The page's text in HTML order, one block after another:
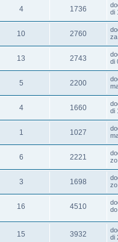
4 1736
di
10 2760
za
13 2743
di
5 2200
4 1660
di
1 1027
6 2221
3 1698
16 4510
15 3932
di